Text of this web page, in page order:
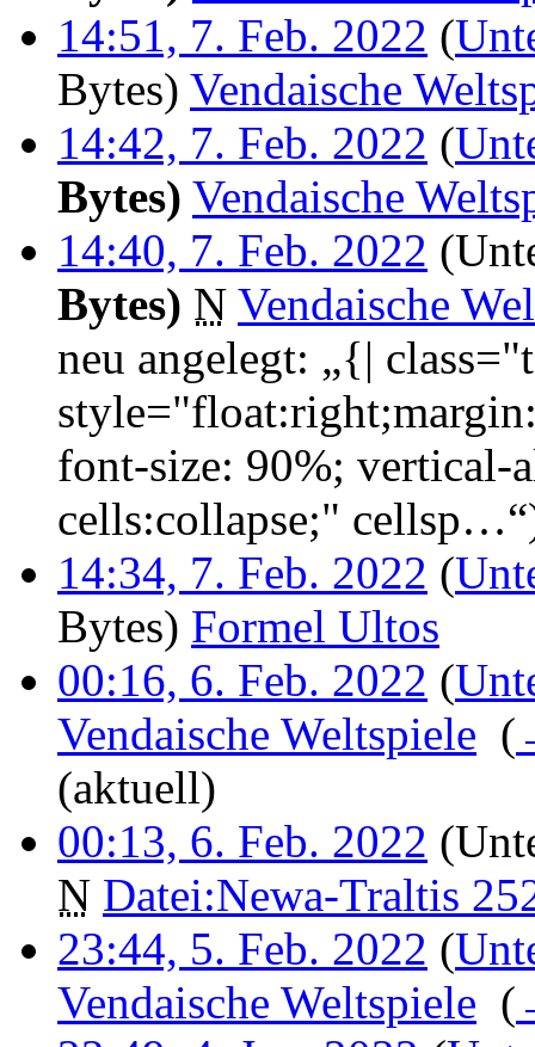
14:51, 7. Feb. 2022 (
Bytes) Vendaische
14:42, 7. Feb. 2022 (
Bytes) Vendaische
14:40, 7. Feb. 2022
Bytes) N Vendaische
neu angelegt: „{|
font-size: 90%;
cells:collapse;"
14:34, 7. Feb. 2022 (
Bytes) Formel Ultos
00:16, 6. Feb. 2022 (
Vendaische Weltspiele (
(aktuell)
00:13, 6. Feb. 2022
N Datei:Newa-Traltis
23:44, 5. Feb. 2022 (
Vendaische Weltspiele (